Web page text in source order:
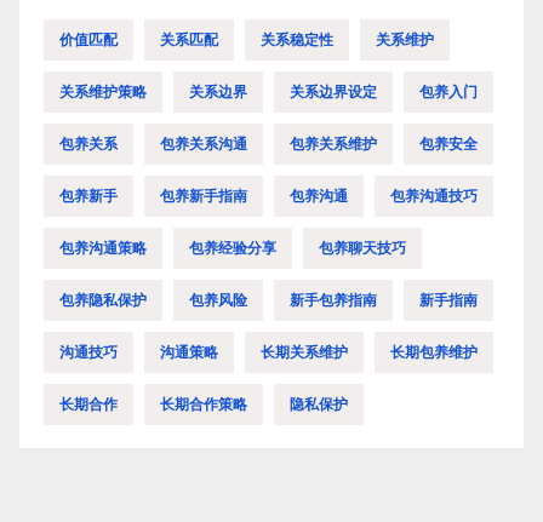
价值匹配 关系匹配 关系稳定性 关系维护
关系维护策略 关系边界 关系边界设定 包养入门
包养关系 包养关系沟通 包养关系维护 包养安全
包养新手 包养新手指南 包养沟通 包养沟通技巧
包养沟通策略 包养经验分享 包养聊天技巧
包养隐私保护 包养风险 新手包养指南 新手指南
沟通技巧 沟通策略 长期关系维护 长期包养维护
长期合作 长期合作策略 隐私保护